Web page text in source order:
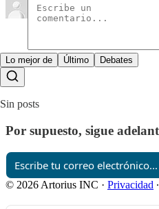
Lo mejor de Último Debates
Sin posts
Por supuesto, sigue
© 2026 Artorius INC · Privacidad ∙